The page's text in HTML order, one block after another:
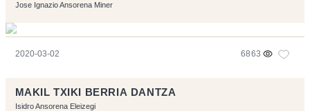
Jose Ignazio Ansorena Miner
2020-03-02 6863
MAKIL TXIKI BERRIA DANTZA
Isidro Ansorena Eleizegi